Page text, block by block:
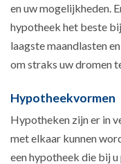
en uw mogelijkheden.
hypotheek het beste
laagste maandlasten
om straks uw dromen
Hypotheekvormen
Hypotheken zijn er in
met elkaar kunnen
een hypotheek die bij